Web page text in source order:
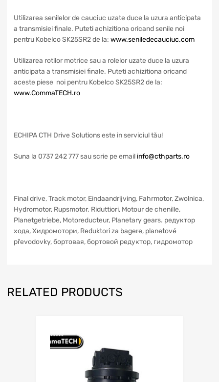
Utilizarea senilelor de cauciuc uzate duce la uzura anticipata
a transmisiei finale. Puteti achizitiona oricand senile noi
pentru Kobelco SK25SR2 de la: www.seniledecauciuc.com
Utilizarea rotilor motrice sau a rolelor uzate duce la uzura
anticipata a transmisiei finale. Puteti achizitiona oricand
aceste piese noi pentru Kobelco SK25SR2 de la:
www.CommaTECH.ro
ECHIPA CTH Drive Solutions este in serviciul tău!
Suna la 0737 242 777 sau scrie pe email info@cthparts.ro
Final drive, Track motor, Eindaandrijving, Fahrmotor, Zwolnica,
Hydromotor, Rupsmotor. Riduttiori, Motour de chenille,
Planetgetriebe, Motoreducteur, Planetary gears. редуктор
xoдa, Хидромотори, Reduktori za bagere, planetové
převodovky, бортовая, бортовой редуктор, гидромотор
RELATED PRODUCTS